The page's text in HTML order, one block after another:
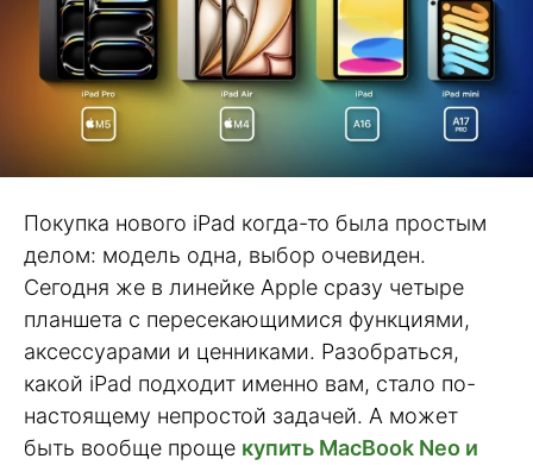
Покупка нового iPad когда-то была простым
делом: модель одна, выбор очевиден.
Сегодня же в линейке Apple сразу четыре
планшета с пересекающимися функциями,
аксессуарами и ценниками. Разобраться,
какой iPad подходит именно вам, стало по-
настоящему непростой задачей. А может
быть вообще проще купить MacBook Neo и